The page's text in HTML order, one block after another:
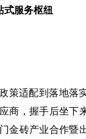
服务枢纽
策适配到落地落
商，握手后坐下
金砖产业合作暨